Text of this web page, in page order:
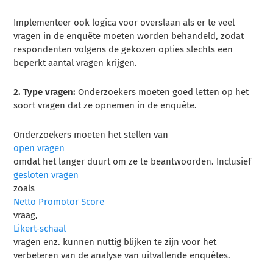
Implementeer ook logica voor overslaan als er te veel
vragen in de enquête moeten worden behandeld, zodat
respondenten volgens de gekozen opties slechts een
beperkt aantal vragen krijgen.
2. Type vragen: Onderzoekers moeten goed letten op het
soort vragen dat ze opnemen in de enquête.
Onderzoekers moeten het stellen van
open vragen
omdat het langer duurt om ze te beantwoorden. Inclusief
gesloten vragen
zoals
Netto Promotor Score
vraag,
Likert-schaal
vragen enz. kunnen nuttig blijken te zijn voor het
verbeteren van de analyse van uitvallende enquêtes.